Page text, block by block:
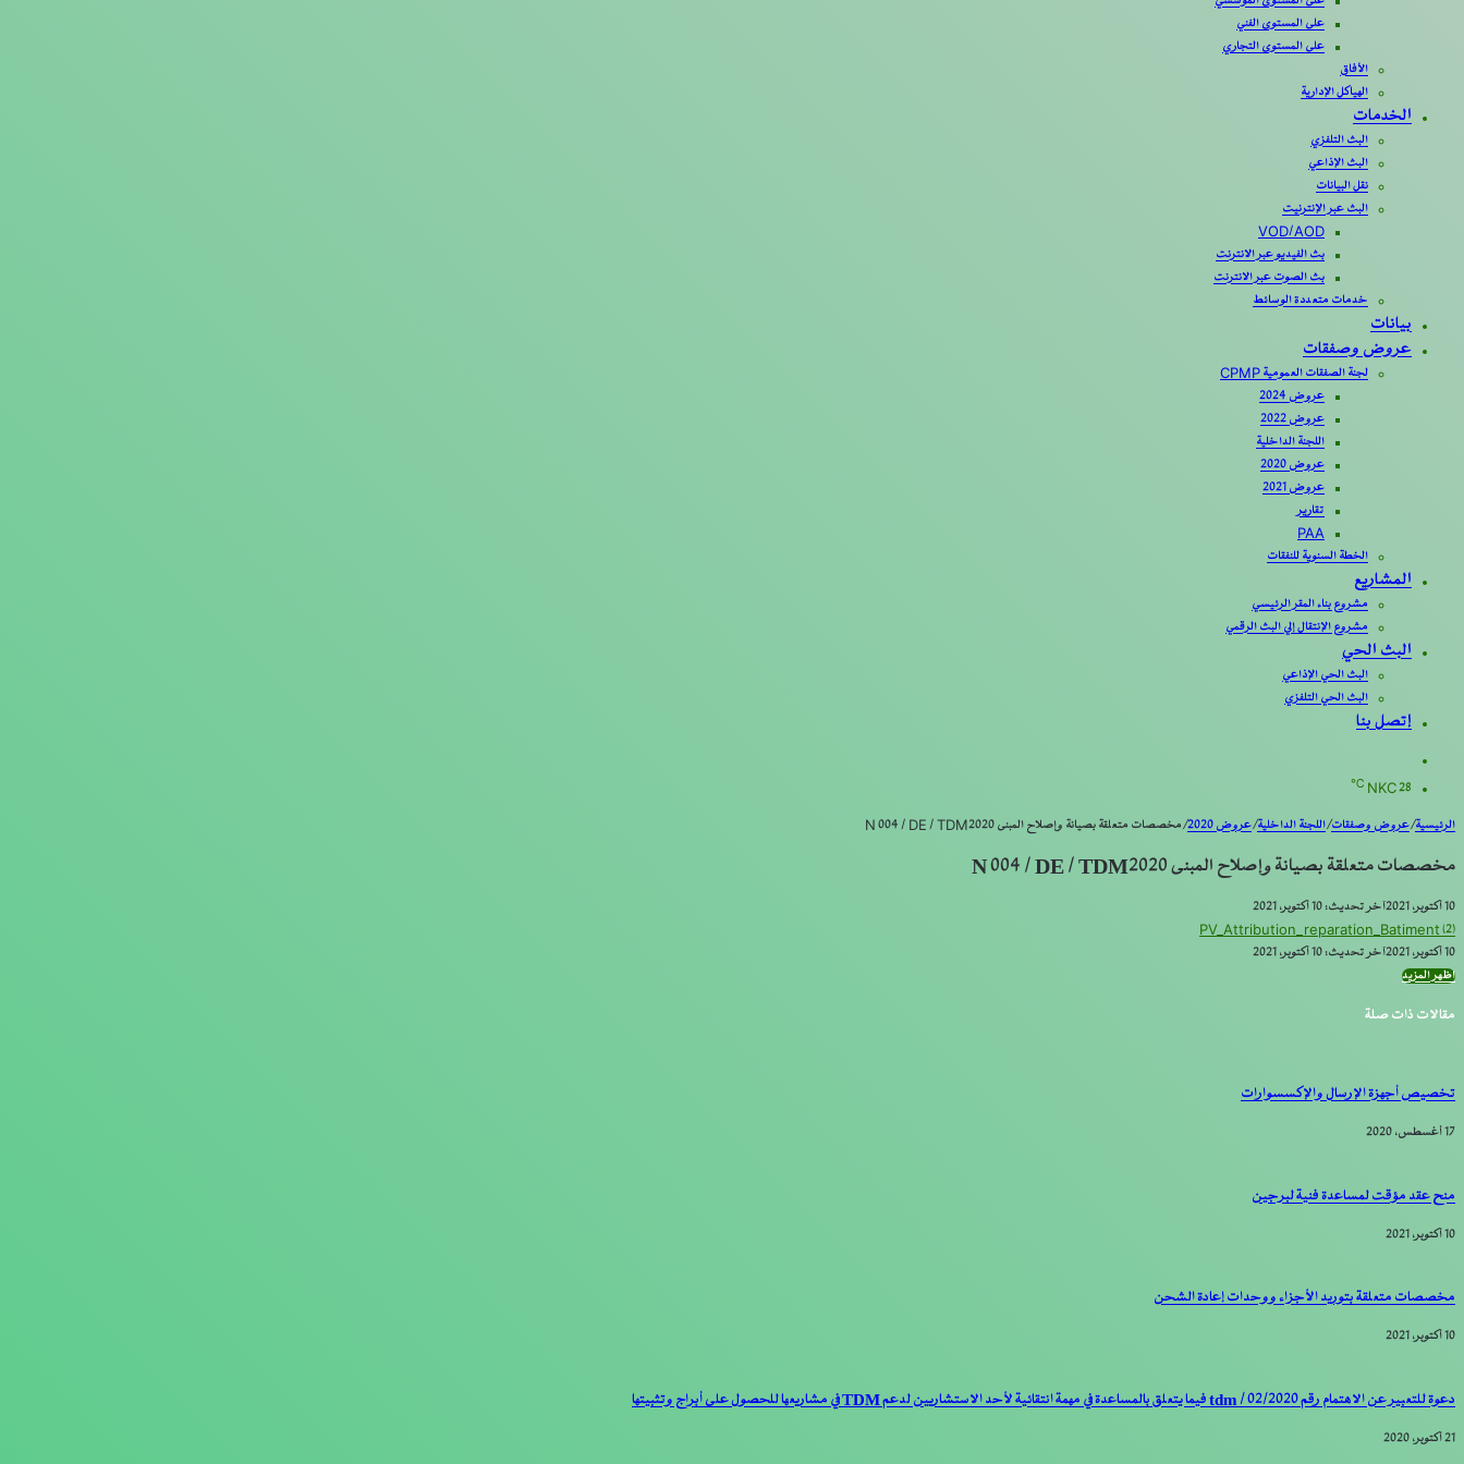
على المستوى الفني
على المستوى التجاري
الأفاق
الهياكل الإدارية
الخدمات
البث التلفزي
البث الإذاعي
نقل البيانات
البث عبر الإنترنيت
VOD/AOD
بث الفيديو عبر الانترنت
بث الصوت عبر الانترنت
خدمات متعددة الوسائط
بيانات
عروض وصفقات
لجنة الصفقات العمومية CPMP
عروض 2024
عروض 2022
اللجنة الداخلية
عروض 2020
عروض 2021
تقارير
PAA
الخطة السنوية للنفقات
المشاريع
مشروع بناء المقر الرئيسي
مشروع الإنتقال إلي البث الرقمي
البث الحي
البث الحي الإذاعي
البث الحي التلفزي
إتصل بنا
عنNKC28
℃
الرئيسية/عروض وصفقات/اللجنة الداخلية/عروض 2020 /مخصصات متعلقة بصيانة وإصلاح المبنى N 004 / DE / TDM2020
مخصصات متعلقة بصيانة وإصلاح المبنى N 004 / DE / TDM2020
10 أكتوبر، 2021
آخر تحديث: 10 أكتوبر، 2021
PV_Attribution_reparation_Batiment (2)
10 أكتوبر، 2021
آخر تحديث: 10 أكتوبر، 2021
فيسبوك
تويتر
لينكدإن
واتساب
تيلقرام
مشاركة
البريد
طباعة
اظهر المزيد
مقالات ذات صلة
تخصيص أجهزة الإرسال والإكسسوارات
17 أغسطس، 2020
منح عقد مؤقت لمساعدة فنية لبرجين
10 أكتوبر، 2021
مخصصات متعلقة بتوريد الأجزاء ووحدات إعادة الشحن
10 أكتوبر، 2021
دعوة للتعبير عن الاهتمام رقم 02/2020 / tdm فيما يتعلق بالمساعدة في مهمة انتقائية لأحد الاستشاريين لدعم TDM في مشاريعها للحصول على أبراج وتثبيتها
21 أكتوبر، 2020